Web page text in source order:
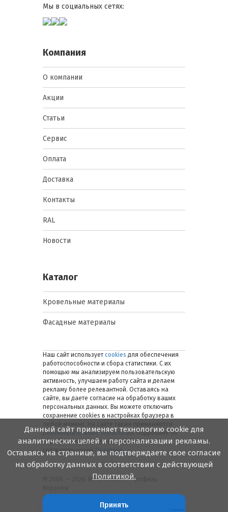
Мы в социальных сетях:
Компания
О компании
Акции
Статьи
Сервис
Оплата
Доставка
Контакты
RAL
Новости
Каталог
Кровельные материалы
Фасадные материалы
Наш сайт использует cookies для обеспечения
работоспособности и сбора статистики. С их
помощью мы анализируем пользовательскую
активность, улучшаем работу сайта и делаем
рекламу более релевантной. Оставаясь на
сайте, вы даете согласие на обработку ваших
персональных данных. Вы можете отключить
сохранение cookies в настройках браузера в
рекомендательные технологии. Подробнее об
обработке персональных данных — в
соответствующей
Политике.
© 2006 — 2026. Металлинвест Профиль.
Данный сайт применяет технологию cookie для
аналитических целей и персонализации рекламы.
Оставаясь на странице, вы подтверждаете свое согласие
на обработку данных в соответствии с действующей
Политикой.
Принять